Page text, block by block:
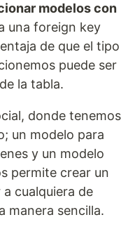
modelos con
una foreign key
de que el tipo
puede ser
la tabla.
donde tenemos
un modelo para
y un modelo
permite crear un
cualquiera de
manera sencilla.